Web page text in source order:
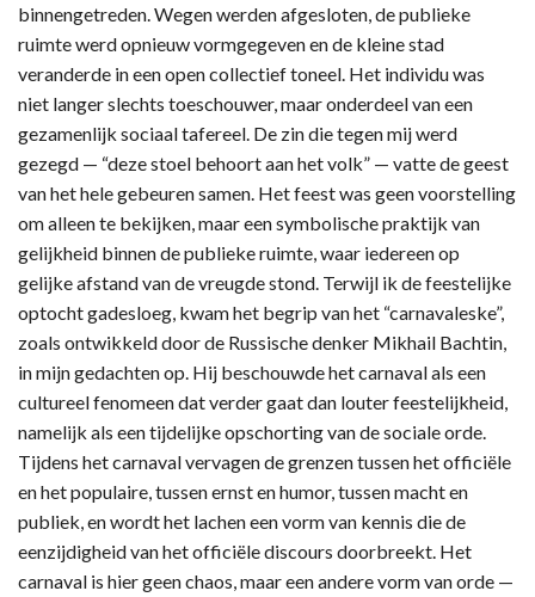
binnengetreden. Wegen werden afgesloten, de publieke
ruimte werd opnieuw vormgegeven en de kleine stad
veranderde in een open collectief toneel. Het individu was
niet langer slechts toeschouwer, maar onderdeel van een
gezamenlijk sociaal tafereel. De zin die tegen mij werd
gezegd — “deze stoel behoort aan het volk” — vatte de geest
van het hele gebeuren samen. Het feest was geen voorstelling
om alleen te bekijken, maar een symbolische praktijk van
gelijkheid binnen de publieke ruimte, waar iedereen op
gelijke afstand van de vreugde stond. Terwijl ik de feestelijke
optocht gadesloeg, kwam het begrip van het “carnavaleske”,
zoals ontwikkeld door de Russische denker Mikhail Bachtin,
in mijn gedachten op. Hij beschouwde het carnaval als een
cultureel fenomeen dat verder gaat dan louter feestelijkheid,
namelijk als een tijdelijke opschorting van de sociale orde.
Tijdens het carnaval vervagen de grenzen tussen het officiële
en het populaire, tussen ernst en humor, tussen macht en
publiek, en wordt het lachen een vorm van kennis die de
eenzijdigheid van het officiële discours doorbreekt. Het
carnaval is hier geen chaos, maar een andere vorm van orde —